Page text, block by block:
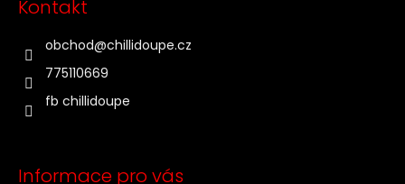
Kontakt
obchod@chillidoupe.cz
775110669
fb chillidoupe
Informace pro vás